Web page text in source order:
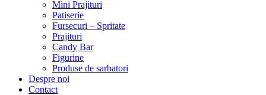
Mini Prajituri
Patiserie
Fursecuri – Spritate
Prajituri
Candy Bar
Figurine
Produse de sarbatori
Despre noi
Contact